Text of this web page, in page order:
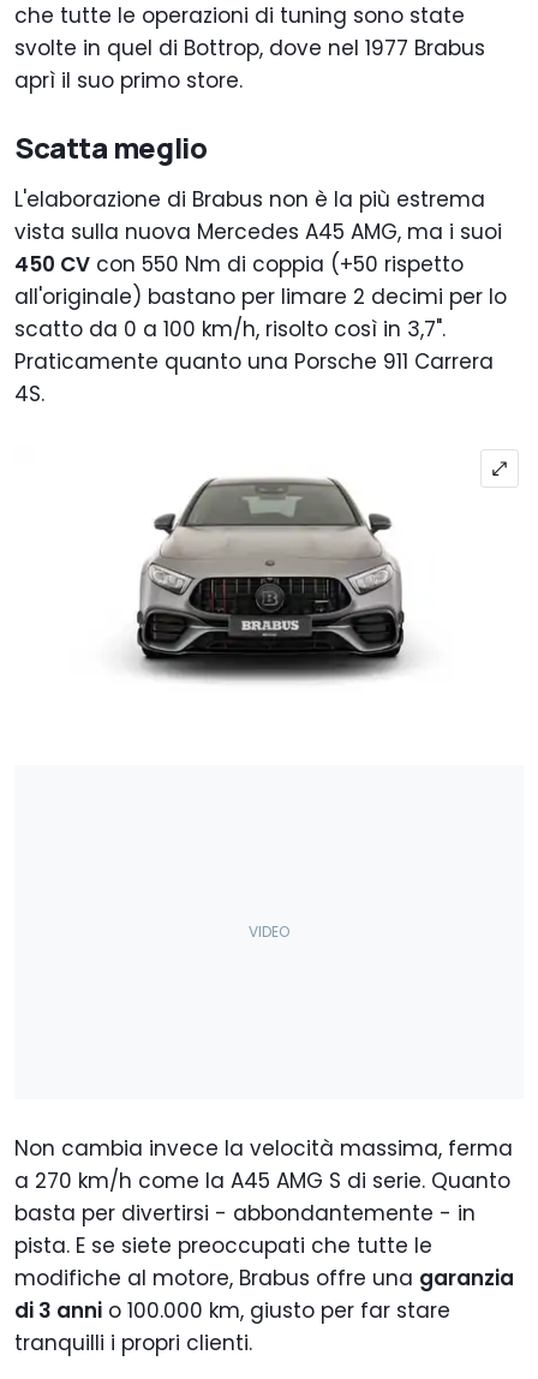
che tutte le operazioni di tuning sono state
svolte in quel di Bottrop, dove nel 1977 Brabus
aprì il suo primo store.
Scatta meglio
L'elaborazione di Brabus non è la più estrema
vista sulla nuova Mercedes A45 AMG, ma i suoi
450 CV con 550 Nm di coppia (+50 rispetto
all'originale) bastano per limare 2 decimi per lo
scatto da 0 a 100 km/h, risolto così in 3,7".
Praticamente quanto una Porsche 911 Carrera
4S.
Non cambia invece la velocità massima, ferma
a 270 km/h come la A45 AMG S di serie. Quanto
basta per divertirsi - abbondantemente - in
pista. E se siete preoccupati che tutte le
modifiche al motore, Brabus offre una garanzia
di 3 anni o 100.000 km, giusto per far stare
tranquilli i propri clienti.